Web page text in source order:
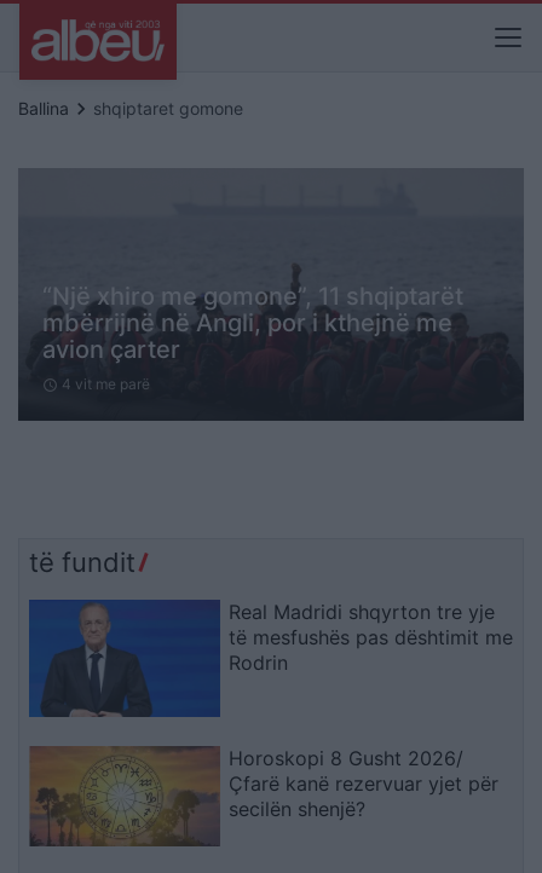
Ballina keyboard_arrow_right shqiptaret gomone
“Një xhiro me gomone”, 11 shqiptarët
mbërrijnë në Angli, por i kthejnë me
avion çarter
schedule 4 vit me parë
të fundit
Real Madridi shqyrton tre yje
të mesfushës pas dështimit me
Rodrin
Horoskopi 8 Gusht 2026/
Çfarë kanë rezervuar yjet për
secilën shenjë?